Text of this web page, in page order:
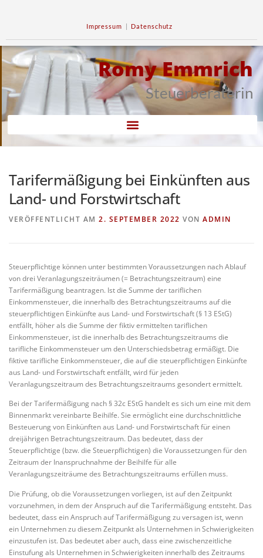
Impressum | Datenschutz
Romy Emmrich
Steuerberaterin
Tarifermäßigung bei Einkünften aus
Land- und Forstwirtschaft
VERÖFFENTLICHT AM 2. SEPTEMBER 2022 VON ADMIN
Steuerpflichtige können unter bestimmten Voraussetzungen nach Ablauf
von drei Veranlagungszeiträumen (= Betrachtungszeitraum) eine
Tarifermäßigung beantragen. Ist die Summe der tariflichen
Einkommensteuer, die innerhalb des Betrachtungszeitraums auf die
steuerpflichtigen Einkünfte aus Land- und Forstwirtschaft (§ 13 EStG)
entfällt, höher als die Summe der fiktiv ermittelten tariflichen
Einkommensteuer, ist die innerhalb des Betrachtungszeitraums die
tarifliche Einkommensteuer um den Unterschiedsbetrag ermäßigt. Die
fiktive tarifliche Einkommensteuer, die auf die steuerpflichtigen Einkünfte
aus Land- und Forstwirtschaft entfällt, wird für jeden
Veranlagungszeitraum des Betrachtungszeitraums gesondert ermittelt.
Bei der Tarifermäßigung nach § 32c EStG handelt es sich um eine mit dem
Binnenmarkt vereinbarte Beihilfe. Sie ermöglicht eine durchschnittliche
Besteuerung von Einkünften aus Land- und Forstwirtschaft für einen
dreijährigen Betrachtungszeitraum. Das bedeutet, dass der
Steuerpflichtige (bzw. die Steuerpflichtigen) die Voraussetzungen für den
Zeitraum der Inanspruchnahme der Beihilfe für alle
Veranlagungszeiträume des Betrachtungszeitraums erfüllen muss.
Die Prüfung, ob die Voraussetzungen vorliegen, ist auf den Zeitpunkt
vorzunehmen, in dem der Anspruch auf die Tarifermäßigung entsteht. Das
bedeutet, dass ein Anspruch auf Tarifermäßigung zu versagen ist, wenn
ein Unternehmen zu diesem Zeitpunkt als Unternehmen in Schwierigkeiten
einzustufen ist. Das bedeutet aber auch, dass eine zwischenzeitliche
Einstufung als Unternehmen in Schwierigkeiten innerhalb des Zeitraums